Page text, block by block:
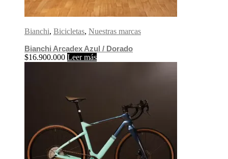
Bianchi, Bicicletas, Nuestras marcas
Bianchi Arcadex Azul / Dorado
$16.900.000 Leer más